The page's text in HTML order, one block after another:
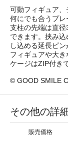
可動フィギュア、
何にでも合うプレ
支柱の先端は直
できます。挟み
し込める延長ピ
フィギュアや大
ケージはZIP付き
© GOOD SMILE
その他の詳
販売価格